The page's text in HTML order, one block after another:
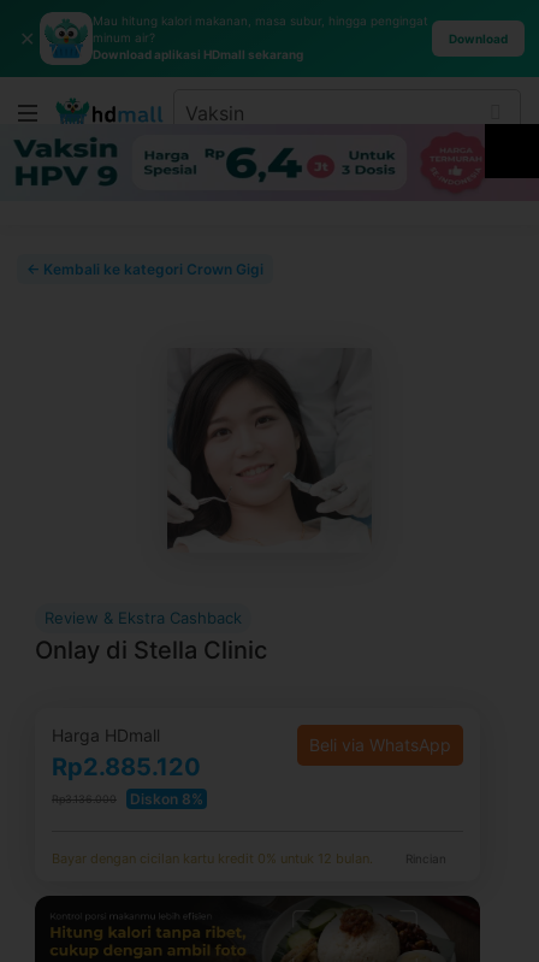
✕
Mau hitung kalori makanan, masa subur, hingga pengingat
minum air?
Download aplikasi HDmall sekarang
Download
← Kembali ke kategori Crown Gigi
Review & Ekstra Cashback
Onlay di Stella Clinic
Harga HDmall
Rp2.885.120
Rp3.136.000 Diskon 8%
Beli via WhatsApp
Bayar dengan cicilan kartu kredit 0% untuk 12 bulan. Rincian